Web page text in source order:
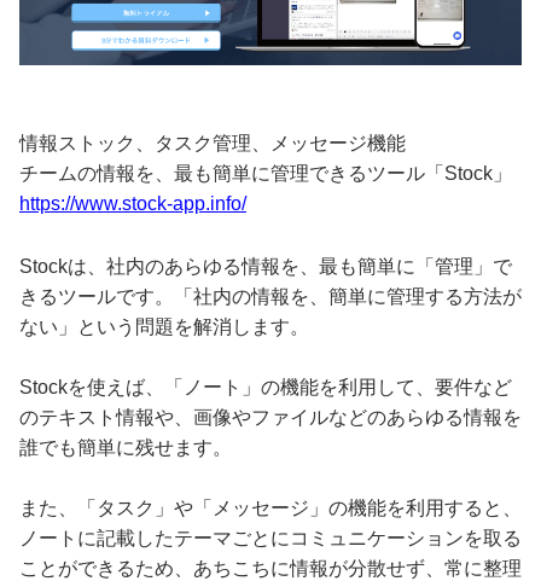
情報ストック、タスク管理、メッセージ機能
チームの情報を、最も簡単に管理できるツール「Stock」
https://www.stock-app.info/
Stockは、社内のあらゆる情報を、最も簡単に「管理」で
きるツールです。「社内の情報を、簡単に管理する方法が
ない」という問題を解消します。
Stockを使えば、「ノート」の機能を利用して、要件など
のテキスト情報や、画像やファイルなどのあらゆる情報を
誰でも簡単に残せます。
また、「タスク」や「メッセージ」の機能を利用すると、
ノートに記載したテーマごとにコミュニケーションを取る
ことができるため、あちこちに情報が分散せず、常に整理